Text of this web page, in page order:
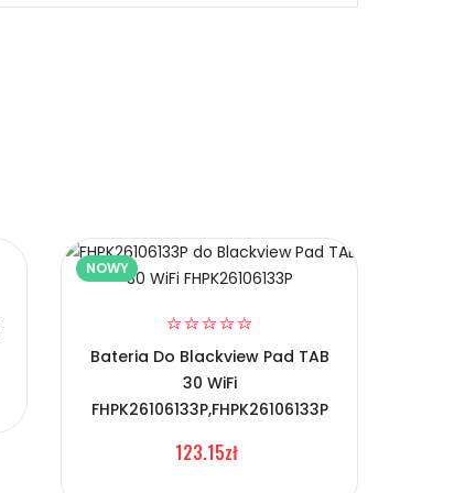
NOWY
Bateria Do Blackview Pad TAB
30 WiFi
FHPK26106133P,FHPK26106133P
123.15zł